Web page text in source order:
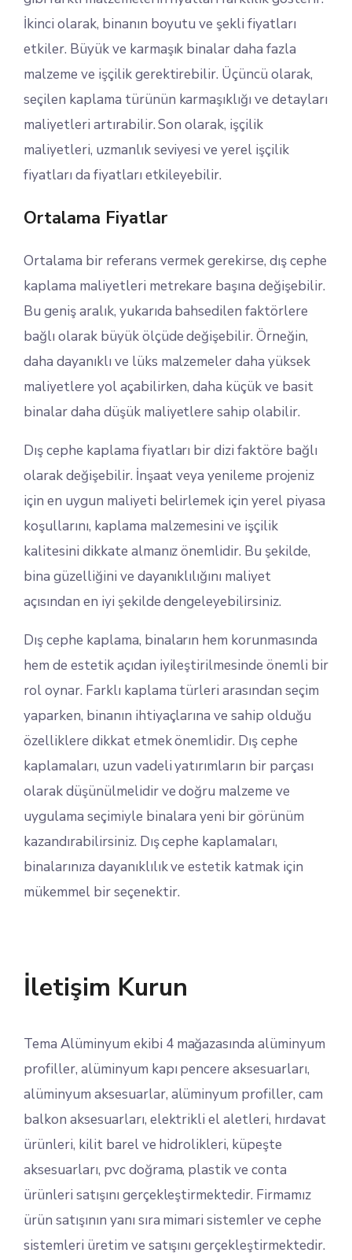
İkinci olarak, binanın boyutu ve şekli fiyatları
etkiler. Büyük ve karmaşık binalar daha fazla
malzeme ve işçilik gerektirebilir. Üçüncü olarak,
seçilen kaplama türünün karmaşıklığı ve detayları
maliyetleri artırabilir. Son olarak, işçilik
maliyetleri, uzmanlık seviyesi ve yerel işçilik
fiyatları da fiyatları etkileyebilir.
Ortalama Fiyatlar
Ortalama bir referans vermek gerekirse, dış cephe
kaplama maliyetleri metrekare başına değişebilir.
Bu geniş aralık, yukarıda bahsedilen faktörlere
bağlı olarak büyük ölçüde değişebilir. Örneğin,
daha dayanıklı ve lüks malzemeler daha yüksek
maliyetlere yol açabilirken, daha küçük ve basit
binalar daha düşük maliyetlere sahip olabilir.
Dış cephe kaplama fiyatları bir dizi faktöre bağlı
olarak değişebilir. İnşaat veya yenileme projeniz
için en uygun maliyeti belirlemek için yerel piyasa
koşullarını, kaplama malzemesini ve işçilik
kalitesini dikkate almanız önemlidir. Bu şekilde,
bina güzelliğini ve dayanıklılığını maliyet
açısından en iyi şekilde dengeleyebilirsiniz.
Dış cephe kaplama, binaların hem korunmasında
hem de estetik açıdan iyileştirilmesinde önemli bir
rol oynar. Farklı kaplama türleri arasından seçim
yaparken, binanın ihtiyaçlarına ve sahip olduğu
özelliklere dikkat etmek önemlidir. Dış cephe
kaplamaları, uzun vadeli yatırımların bir parçası
olarak düşünülmelidir ve doğru malzeme ve
uygulama seçimiyle binalara yeni bir görünüm
kazandırabilirsiniz. Dış cephe kaplamaları,
binalarınıza dayanıklılık ve estetik katmak için
mükemmel bir seçenektir.
İletişim Kurun
Tema Alüminyum ekibi 4 mağazasında alüminyum
profiller, alüminyum kapı pencere aksesuarları,
alüminyum aksesuarlar, alüminyum profiller, cam
balkon aksesuarları, elektrikli el aletleri, hırdavat
ürünleri, kilit barel ve hidrolikleri, küpeşte
aksesuarları, pvc doğrama, plastik ve conta
ürünleri satışını gerçekleştirmektedir. Firmamız
ürün satışının yanı sıra mimari sistemler ve cephe
sistemleri üretim ve satışını gerçekleştirmektedir.